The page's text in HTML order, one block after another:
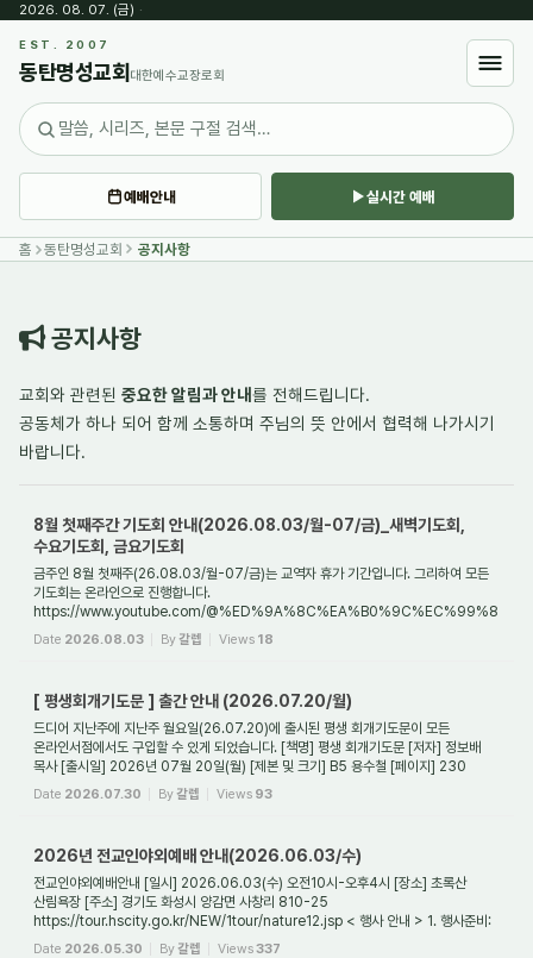
2026. 08. 07. (금) ·
EST. 2007
동탄명성교회 대한예수교장로회
예배안내 실시간 예배
홈 동탄명성교회 공지사항
공지사항
교회와 관련된 중요한 알림과 안내를 전해드립니다.
공동체가 하나 되어 함께 소통하며 주님의 뜻 안에서 협력해 나가시기
바랍니다.
8월 첫째주간 기도회 안내(2026.08.03/월-07/금)_새벽기도회,
수요기도회, 금요기도회
금주인 8월 첫째주(26.08.03/월-07/금)는 교역자 휴가 기간입니다. 그리하여 모든
기도회는 온라인으로 진행합니다.
https://www.youtube.com/@%ED%9A%8C%EA%B0%9C%EC%99%8
0%EC%B2%9C%EA%B5%AD%EB%B3%B5%EC%9D%8C 온라인기도회
시간은 새벽기도회는 매일 오전5...
Date 2026.08.03 By갈렙 Views 18
[ 평생회개기도문 ] 출간 안내 (2026.07.20/월)
드디어 지난주에 지난주 월요일(26.07.20)에 출시된 평생 회개기도문이 모든
온라인서점에서도 구입할 수 있게 되었습니다. [책명] 평생 회개기도문 [저자] 정보배
목사 [출시일] 2026년 07월 20일(월) [제본 및 크기] B5 용수철 [페이지] 230
Date 2026.07.30 By갈렙 Views 93
2026년 전교인야외예배 안내(2026.06.03/수)
전교인야외예배안내 [일시] 2026.06.03(수) 오전10시-오후4시 [장소] 초록산
산림욕장 [주소] 경기도 화성시 양감면 사창리 810-25
https://tour.hscity.go.kr/NEW/1tour/nature12.jsp < 행사 안내 > 1. 행사준비:
준비위원장 김태우 안수집사(차양막 설치), ...
Date 2026.05.30 By갈렙 Views337
Sketchbook5, 스케치북5
Sketchbook5, 스케치북5